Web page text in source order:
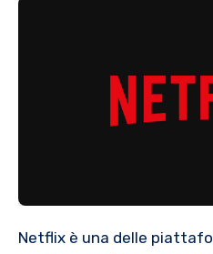
Netflix è una delle